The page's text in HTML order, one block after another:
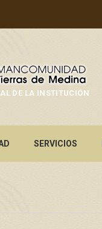
DE LA INSTITUCIÓN
SERVICIOS